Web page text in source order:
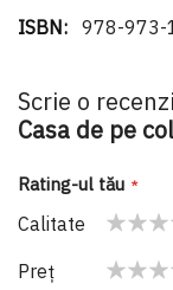
978-973-
Scrie o
Casa de pe
Rating-ul tău
Calitate
star
stars
stars
stars
stars
Preţ